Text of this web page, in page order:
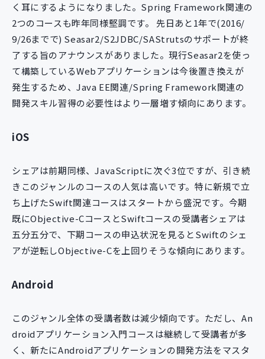
く耳にするようになりました。Spring Framework関連の
2つのコースも昨年同様堅調です。 先日あと1年で(2016/
9/26までで) Seasar2/S2JDBC/SAStrutsのサポートが終
了する旨のアナウンスがありました。現行Seasar2を使っ
て構築しているWebアプリケーションは今後置き換えが
発生するため、Java EE関連/Spring Framework関連の
開発スキル習得の必要性はより一層増す傾向にあります。
iOS
シェアは前期同様、JavaScriptに次ぐ3位ですが、引き続
きこのジャンルのコースの人気は高いです。特に新規で立
ち上げたSwift関連コースはスタートから盛況です。今期
既にObjective-CコースとSwiftコースの受講者シェアは
五分五分で、下期コースの申込状況を見るとSwiftのシェ
アが逆転しObjective-Cを上回りそうな傾向にあります。
Android
このジャンル全体の受講者数は減少傾向です。ただし、An
droidアプリケーション入門コースは継続して受講者が多
く、新たにAndroidアプリケーションの開発方法をマスタ